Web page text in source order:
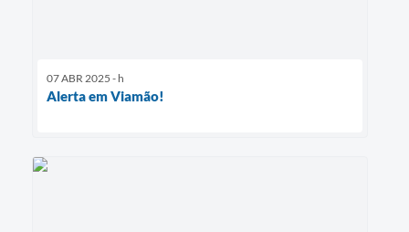
07 ABR 2025 - h
Alerta em Viamão!